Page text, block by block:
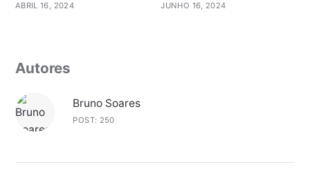
ABRIL 16, 2024 JUNHO 16, 2024
Autores
Bruno Soares
POST: 250